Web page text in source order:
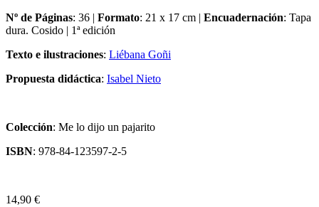
Nº de Páginas: 36 | Formato: 21 x 17 cm | Encuadernación: Tapa
dura. Cosido | 1ª edición
Texto e ilustraciones: Liébana Goñi
Propuesta didáctica: Isabel Nieto
Colección: Me lo dijo un pajarito
ISBN: 978-84-123597-2-5
14,90 €